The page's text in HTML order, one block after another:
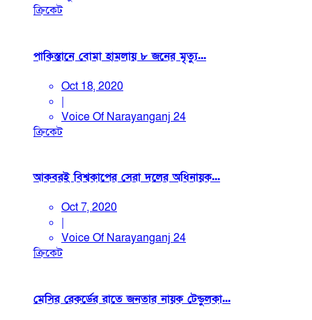
ক্রিকেট
পাকিস্তানে বোমা হামলায় ৮ জনের মৃত্যু...
Oct 18, 2020
|
Voice Of Narayanganj 24
ক্রিকেট
আকবরই বিশ্বকাপের সেরা দলের অধিনায়ক...
Oct 7, 2020
|
Voice Of Narayanganj 24
ক্রিকেট
মেসির রেকর্ডের রাতে জনতার নায়ক টেন্ডুলকা...